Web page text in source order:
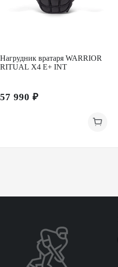
Нагрудник вратаря WARRIOR
RITUAL X4 E+ INT
57 990 ₽